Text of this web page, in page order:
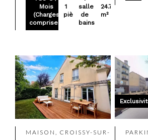
Mois
(Charges
comprises)
1
pièce
salle
de
bains
24.7
m²
MAISON, CROISSY-SUR-